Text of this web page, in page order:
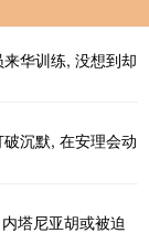
华训练, 没想到却
沉默, 在安理会动
塔尼亚胡或被迫